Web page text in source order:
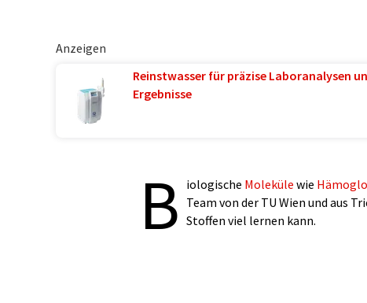
Anzeigen
Reinstwasser für präzise Laboranalysen
Ergebnisse
B iologische Moleküle wie
Team von der TU Wien und aus
Stoffen viel lernen kann.